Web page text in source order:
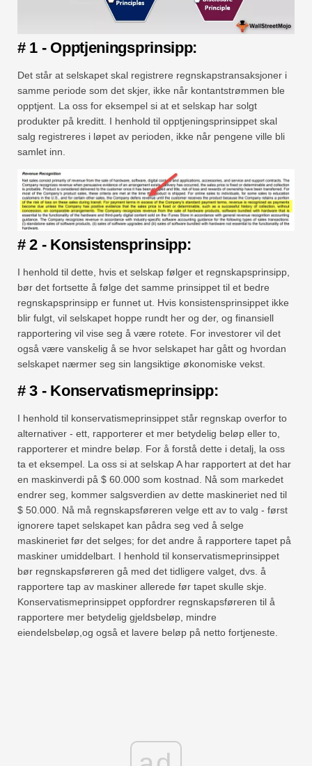
# 1 - Opptjeningsprinsipp:
Det står at selskapet skal registrere regnskapstransaksjoner i
samme periode som det skjer, ikke når kontantstrømmen ble
opptjent. La oss for eksempel si at et selskap har solgt
produkter på kreditt. I henhold til opptjeningsprinsippet skal
salg registreres i løpet av perioden, ikke når pengene ville bli
samlet inn.
# 2 - Konsistensprinsipp:
I henhold til dette, hvis et selskap følger et regnskapsprinsipp,
bør det fortsette å følge det samme prinsippet til et bedre
regnskapsprinsipp er funnet ut. Hvis konsistensprinsippet ikke
blir fulgt, vil selskapet hoppe rundt her og der, og finansiell
rapportering vil vise seg å være rotete. For investorer vil det
også være vanskelig å se hvor selskapet har gått og hvordan
selskapet nærmer seg sin langsiktige økonomiske vekst.
# 3 - Konservatismeprinsipp:
I henhold til konservatismeprinsippet står regnskap overfor to
alternativer - ett, rapporterer et mer betydelig beløp eller to,
rapporterer et mindre beløp. For å forstå dette i detalj, la oss
ta et eksempel. La oss si at selskap A har rapportert at det har
en maskinverdi på $ 60.000 som kostnad. Nå som markedet
endrer seg, kommer salgsverdien av dette maskineriet ned til
$ 50.000. Nå må regnskapsføreren velge ett av to valg - først
ignorere tapet selskapet kan pådra seg ved å selge
maskineriet før det selges; for det andre å rapportere tapet på
maskiner umiddelbart. I henhold til konservatismeprinsippet
bør regnskapsføreren gå med det tidligere valget, dvs. å
rapportere tap av maskiner allerede før tapet skulle skje.
Konservatismeprinsippet oppfordrer regnskapsføreren til å
rapportere mer betydelig gjeldsbeløp, mindre
eiendelsbeløp,og også et lavere beløp på netto fortjeneste.